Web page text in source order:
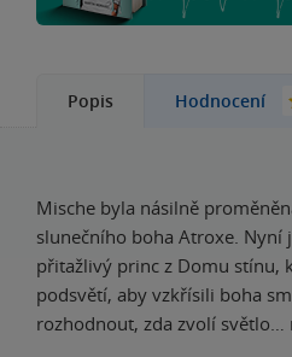
Popis Hodnocení
Mische byla násilně
slunečního boha Atroxe. Nyní
přitažlivý princ z Domu stínu,
podsvětí, aby vzkřísili boha
rozhodnout, zda zvolí světlo…